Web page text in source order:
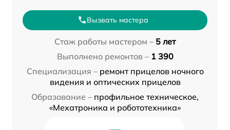
Вызвать мастера
Стаж работы мастером – 5 лет
Выполнено ремонтов – 1 390
Специализация – ремонт прицелов ночного
видения и оптических прицелов
Образование – профильное техническое,
«Мехатроника и робототехника»